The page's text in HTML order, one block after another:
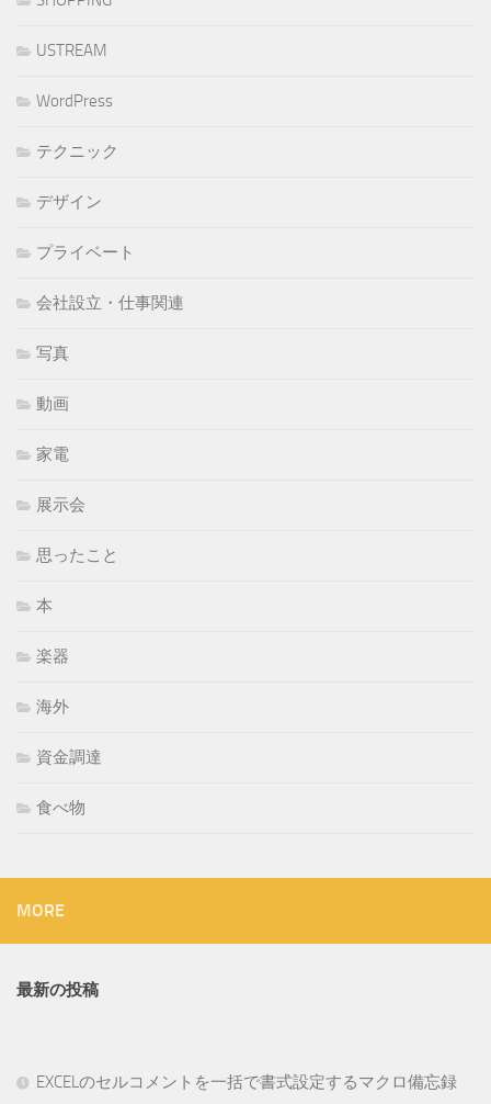
USTREAM
WordPress
テクニック
デザイン
プライベート
会社設立・仕事関連
写真
動画
家電
展示会
思ったこと
本
楽器
海外
資金調達
食べ物
MORE
最新の投稿
EXCELのセルコメントを一括で書式設定するマクロ備忘録